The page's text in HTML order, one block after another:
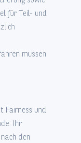
für Teil- und
müssen
Fairness und
Ihr
den